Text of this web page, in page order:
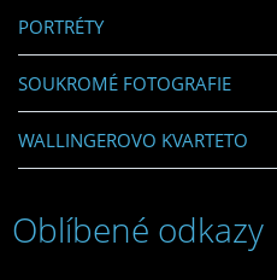
PORTRÉTY
SOUKROMÉ FOTOGRAFIE
WALLINGEROVO KVARTETO
Oblíbené odkazy